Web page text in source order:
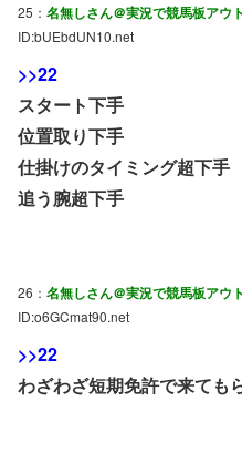
25： 名無しさん＠実況で競馬板アウト
ID:bUEbdUN10.net
>>22
スタート下手
位置取り下手
仕掛けのタイミング超下手
追う腕超下手
26： 名無しさん＠実況で競馬板アウト
ID:o6GCmat90.net
>>22
わざわざ短期免許で来ても